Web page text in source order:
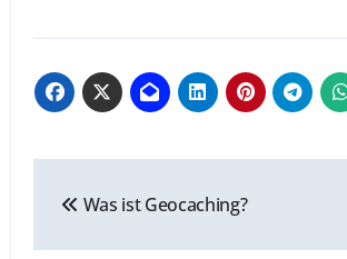
Was ist Geocaching?